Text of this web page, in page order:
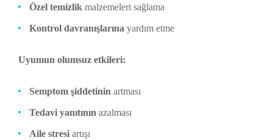
Özel temizlik malzemeleri sağlama
Kontrol davranışlarına yardım etme
Uyumun olumsuz etkileri:
Semptom şiddetinin artması
Tedavi yanıtının azalması
Aile stresi artışı